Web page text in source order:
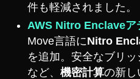
件も軽減されました。
AWS Nitro Enclaveア
Move言語にNitro
を追加。安全なブリ
など、 機密計算の新し